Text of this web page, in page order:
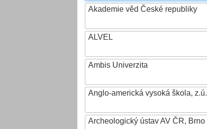
Akademie věd České republiky
ALVEL
Ambis Univerzita
Anglo-americká vysoká škola, z.ú.
Archeologický ústav AV ČR, Brno